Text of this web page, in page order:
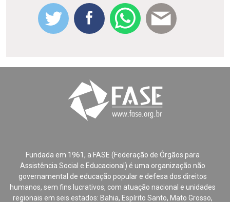
Fundada em 1961, a FASE (Federação de Órgãos para
Assistência Social e Educacional) é uma organização não
governamental de educação popular e defesa dos direitos
humanos, sem fins lucrativos, com atuação nacional e unidades
regionais em seis estados: Bahia, Espírito Santo, Mato Grosso,